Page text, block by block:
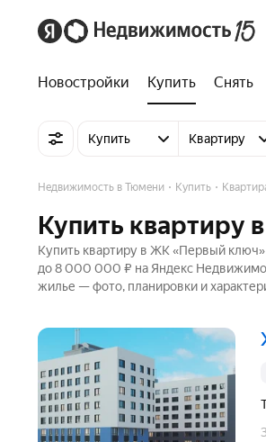
Новостройки Купить Снять
Купить Квартиру
Недвижимость в Тюмени Купить
Купить
Купить квартиру в ЖК «Первый
до 8 000 000 ₽ на Яндекс
жилье — фото, планировки и